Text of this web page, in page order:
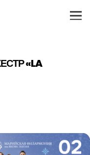
«LA